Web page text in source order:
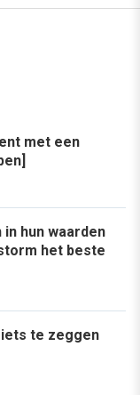
met een
hun waarden
het beste
te zeggen